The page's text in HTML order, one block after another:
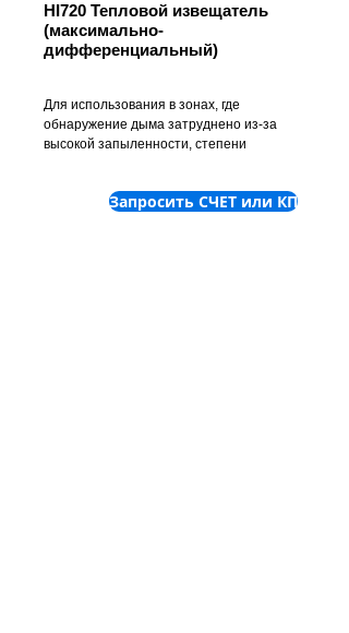
HI720 Тепловой извещатель
(максимально-
дифференциальный)
Для использования в зонах, где
обнаружение дыма затруднено из-за
высокой запыленности, степени
Запросить СЧЕТ или КП